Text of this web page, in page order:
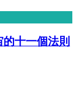
十一個法則